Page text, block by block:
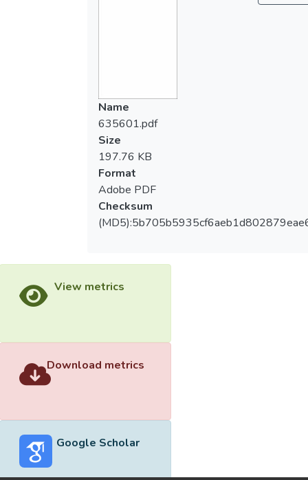
Name
635601.pdf
Size
197.76 KB
Format
Adobe PDF
Checksum
View metrics
Download metrics
Google Scholar